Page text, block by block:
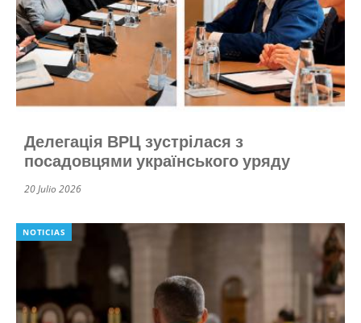
Делегація ВРЦ зустрілася з
посадовцями українського уряду
20 Julio 2026
NOTICIAS